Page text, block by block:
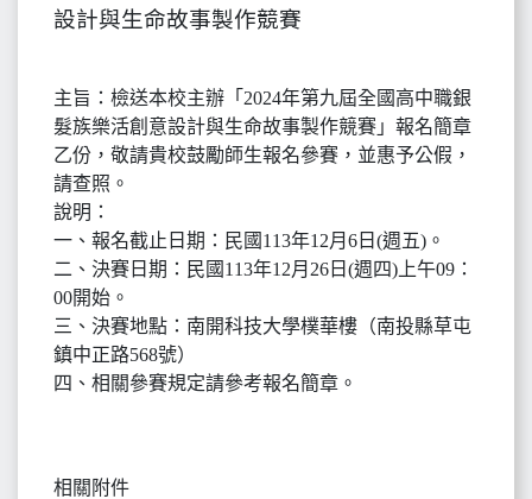
設計與生命故事製作競賽
主旨：檢送本校主辦「2024年第九屆全國高中職銀
髮族樂活創意設計與生命故事製作競賽」報名簡章
乙份，敬請貴校鼓勵師生報名參賽，並惠予公假，
請查照。
說明：
一、報名截止日期：民國113年12月6日(週五)。
二、決賽日期：民國113年12月26日(週四)上午09：
00開始。
三、決賽地點：南開科技大學樸華樓（南投縣草屯
鎮中正路568號）
四、相關參賽規定請參考報名簡章。
相關附件